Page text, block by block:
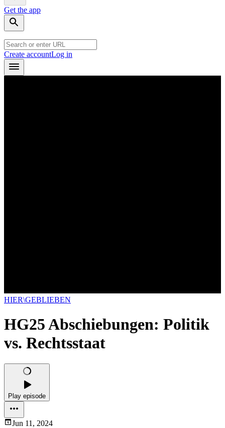
Get the app
Create accountLog in
HIER\GEBLIEBEN
HG25 Abschiebungen: Politik
vs. Rechtsstaat
Play episode
Jun 11, 2024